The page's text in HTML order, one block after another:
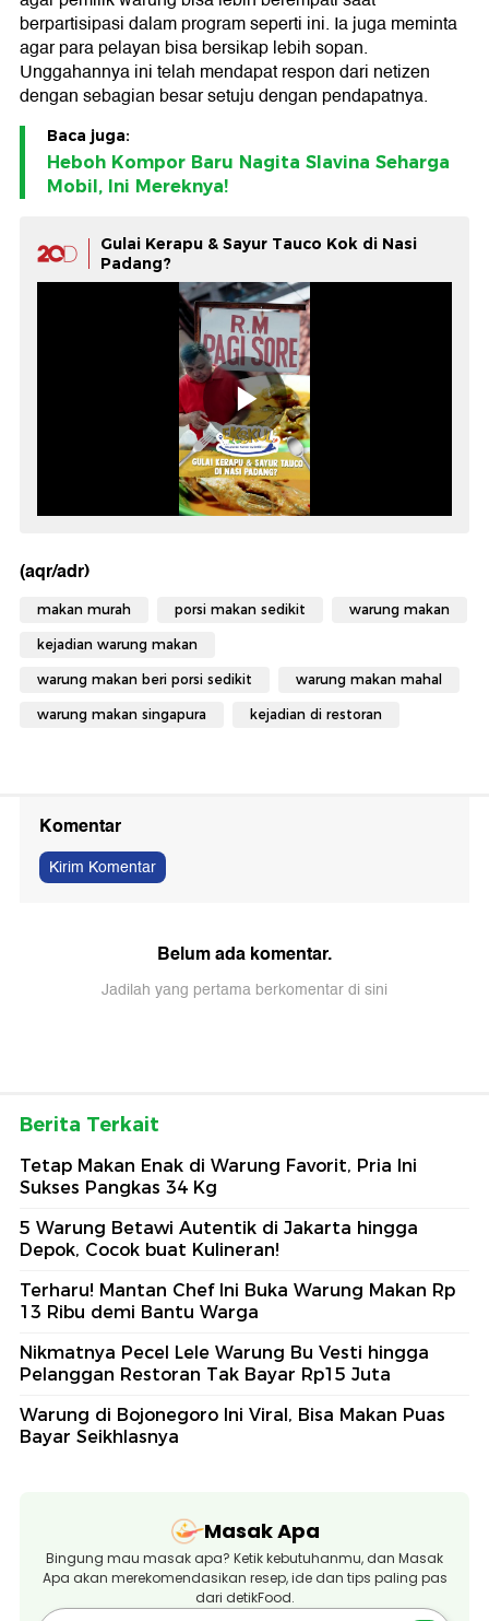
berpartisipasi dalam program seperti ini. Ia juga meminta
agar para pelayan bisa bersikap lebih sopan.
Unggahannya ini telah mendapat respon dari netizen
dengan sebagian besar setuju dengan pendapatnya.
Baca juga:
Heboh Kompor Baru Nagita Slavina Seharga
Mobil, Ini Mereknya!
Gulai Kerapu & Sayur Tauco Kok di Nasi
Padang?
(aqr/adr)
makan murah porsi makan sedikit warung makan
kejadian warung makan
warung makan beri porsi sedikit warung makan mahal
warung makan singapura kejadian di restoran
Komentar
Kirim Komentar
Belum ada komentar.
Jadilah yang pertama berkomentar di sini
Berita Terkait
Tetap Makan Enak di Warung Favorit, Pria Ini
Sukses Pangkas 34 Kg
5 Warung Betawi Autentik di Jakarta hingga
Depok, Cocok buat Kulineran!
Terharu! Mantan Chef Ini Buka Warung Makan Rp
13 Ribu demi Bantu Warga
Nikmatnya Pecel Lele Warung Bu Vesti hingga
Pelanggan Restoran Tak Bayar Rp15 Juta
Warung di Bojonegoro Ini Viral, Bisa Makan Puas
Bayar Seikhlasnya
Masak Apa
Bingung mau masak apa? Ketik kebutuhanmu, dan Masak
Apa akan merekomendasikan resep, ide dan tips paling pas
dari detikFood.